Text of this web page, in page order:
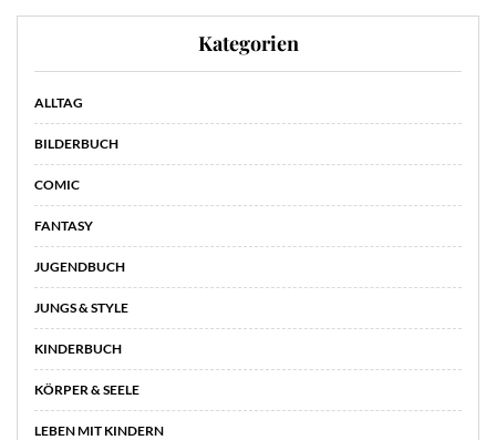
Kategorien
ALLTAG
BILDERBUCH
COMIC
FANTASY
JUGENDBUCH
JUNGS & STYLE
KINDERBUCH
KÖRPER & SEELE
LEBEN MIT KINDERN